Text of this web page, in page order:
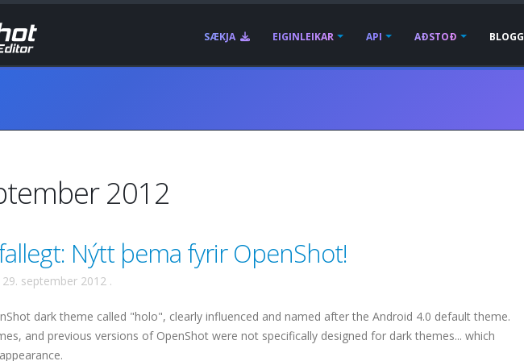
SÆKJA EIGINLEIKAR API AÐSTOÐ BLOGG
2012
Nýtt þema fyrir OpenShot!
29. september 2012 .
dark theme called "holo", clearly influenced and named after the Android 4.0 default theme.
and previous versions of OpenShot were not specifically designed for dark themes... which